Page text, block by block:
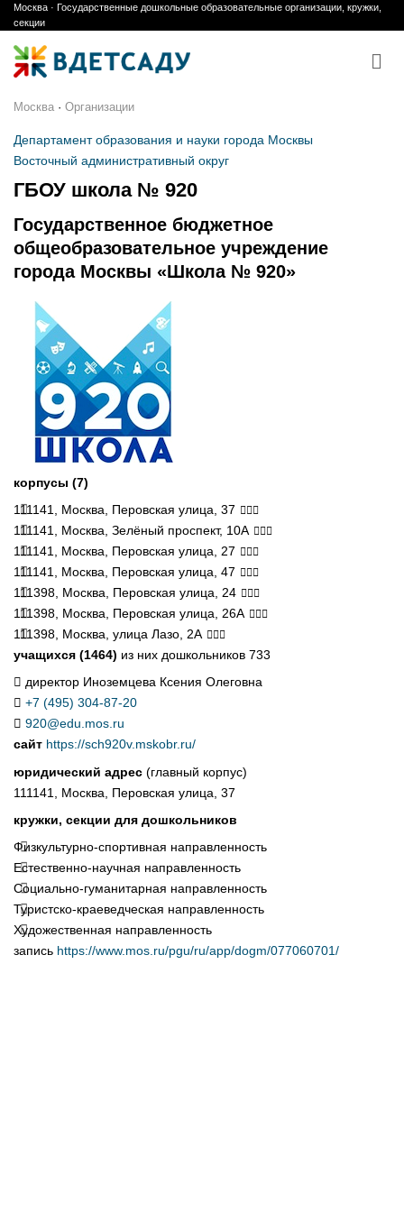
Skip
to
content
Москва · Государственные дошкольные образовательные организации, кружки,
секции
Москва · Организации
Департамент образования и науки города Москвы
Восточный административный округ
ГБОУ школа № 920
Государственное бюджетное
общеобразовательное учреждение
города Москвы «Школа № 920»
корпусы (7)
111141, Москва, Перовская улица, 37
111141, Москва, Зелёный проспект, 10А
111141, Москва, Перовская улица, 27
111141, Москва, Перовская улица, 47
111398, Москва, Перовская улица, 24
111398, Москва, Перовская улица, 26А
111398, Москва, улица Лазо, 2А
учащихся (1464) из них дошкольников 733
директор Иноземцева Ксения Олеговна
+7 (495) 304-87-20
920@edu.mos.ru
сайт https://sch920v.mskobr.ru/
юридический адрес (главный корпус)
111141, Москва, Перовская улица, 37
кружки, секции для дошкольников
Физкультурно-спортивная направленность
Естественно-научная направленность
Социально-гуманитарная направленность
Туристско-краеведческая направленность
Художественная направленность
запись https://www.mos.ru/pgu/ru/app/dogm/077060701/